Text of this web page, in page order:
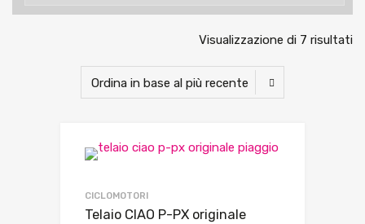
Visualizzazione di 7 risultati
CICLOMOTORI
Telaio CIAO P-PX originale